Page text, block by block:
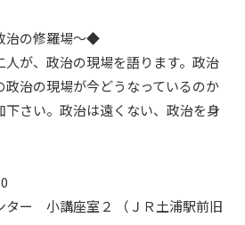
治の修羅場～◆
が、政治の現場を語ります。政治
政治の現場が今どうなっているのか
さい。政治は遠くない、政治を身
ター 小講座室２ （ＪＲ土浦駅前旧